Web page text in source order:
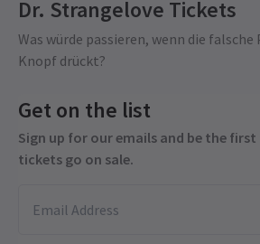
Dr. Strangelove Tickets
Was würde passieren, wenn die
Knopf drückt?
Get on the list
Sign up for our emails and be the
tickets go on sale.